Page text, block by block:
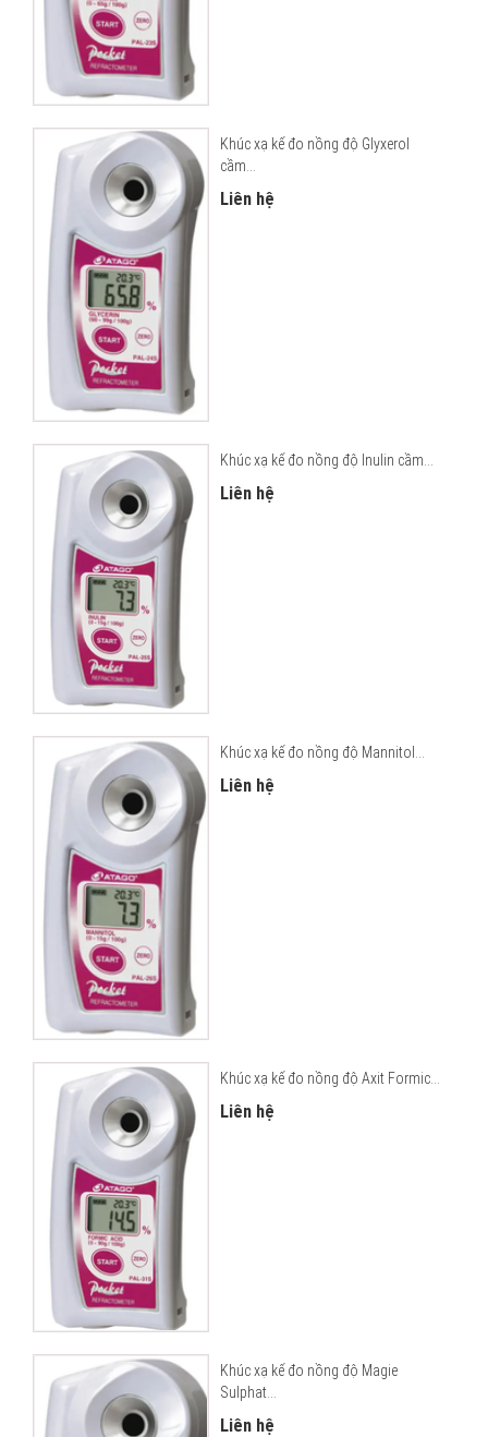
Khúc xạ kế đo nồng độ Glyxerol
cầm...
Liên hệ
Khúc xạ kế đo nồng độ Inulin cầm...
Liên hệ
Khúc xạ kế đo nồng độ Mannitol...
Liên hệ
Khúc xạ kế đo nồng độ Axit Formic...
Liên hệ
Khúc xạ kế đo nồng độ Magie
Sulphat...
Liên hệ